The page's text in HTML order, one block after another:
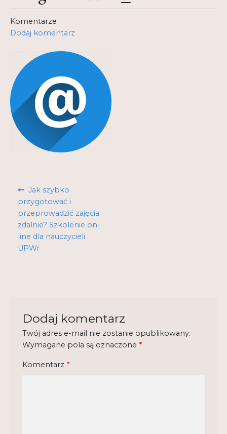
Kontakt
My Account
Nauka praktyce praktyka nauce
O nas
Polityka Prywatności
Pomoc
Projekt
Realizacje
Realizacje
Regulamin
Mistrzowie dydaktyki
Mistrzowie dydaktyki 2
Komentarze
Dodaj komentarz
Nawigacja
wpisu
Poprzedni
wpis:
Jak szybko
przygotować i
przeprowadzić zajęcia
zdalnie? Szkolenie on-
line dla nauczycieli
UPWr
Dodaj komentarz
Twój adres e-mail nie zostanie opublikowany.
Wymagane pola są oznaczone *
Komentarz *